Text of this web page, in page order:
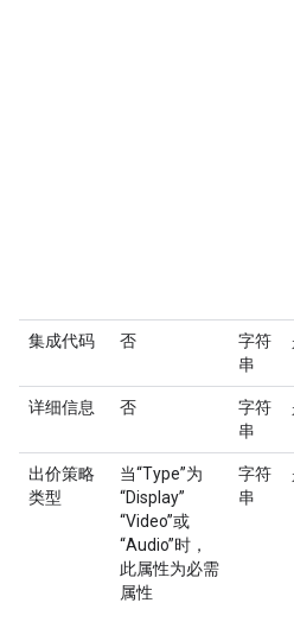
集成代码 否
字符
串
详细信息 否
字符
串
出价策略
类型
当“Type”为
“Display”
“Video”或
“Audio”时，
此属性为必需
属性
字符
串